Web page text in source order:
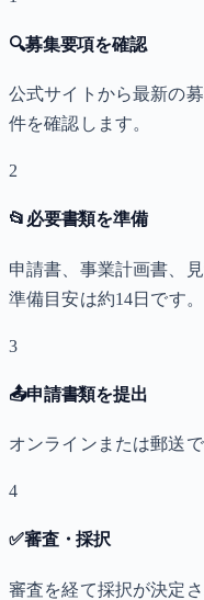
🔍募集要項を確認
公式サイトから最新の
件を確認します。
2
📂 必要書類を準備
申請書、事業計画書、
準備目安は約14日です。
3
📤申請書類を提出
オンラインまたは郵送
4
✅審査・採択
審査を経て採択が決定